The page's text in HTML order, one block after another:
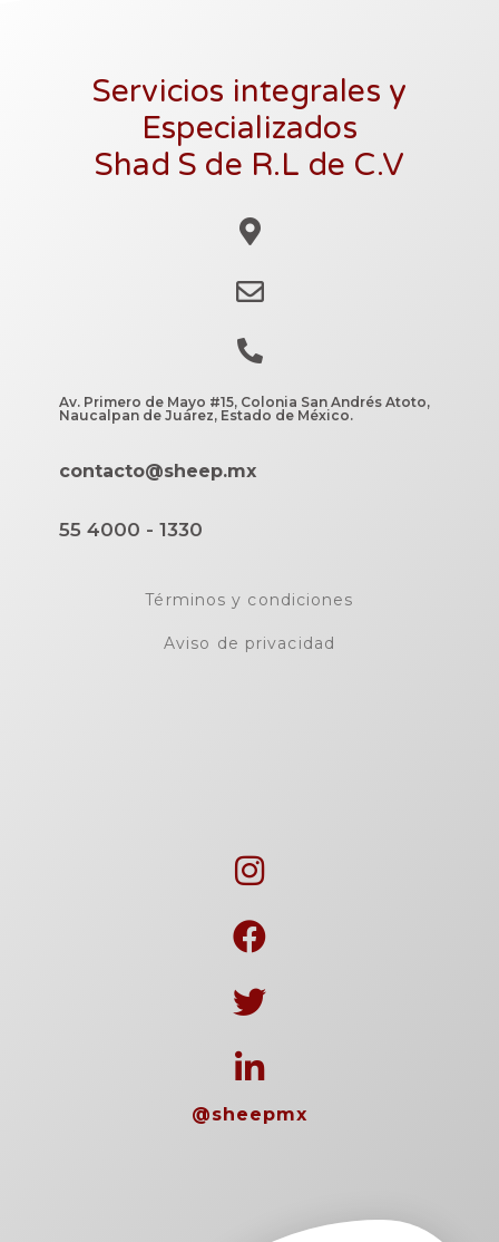
Servicios integrales y
Especializados
Shad S de R.L de C.V
Av. Primero de Mayo #15, Colonia San Andrés Atoto,
Naucalpan de Juárez, Estado de México.
contacto@sheep.mx
55 4000 - 1330
Términos y condiciones
Aviso de privacidad
@sheepmx